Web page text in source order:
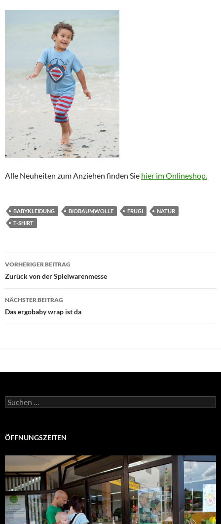
Alle Neuheiten zum Anziehen finden Sie hier im Onlineshop.
BABYKLEIDUNG BIOBAUMWOLLE FRUGI
NATUR
T-SHIRT
Beitragsnavigation
VORHERIGER BEITRAG
Zurück von der Spielwarenmesse
NÄCHSTER BEITRAG
Das ergobaby wrap ist da
Suchen
nach:
ÖFFNUNGSZEITEN